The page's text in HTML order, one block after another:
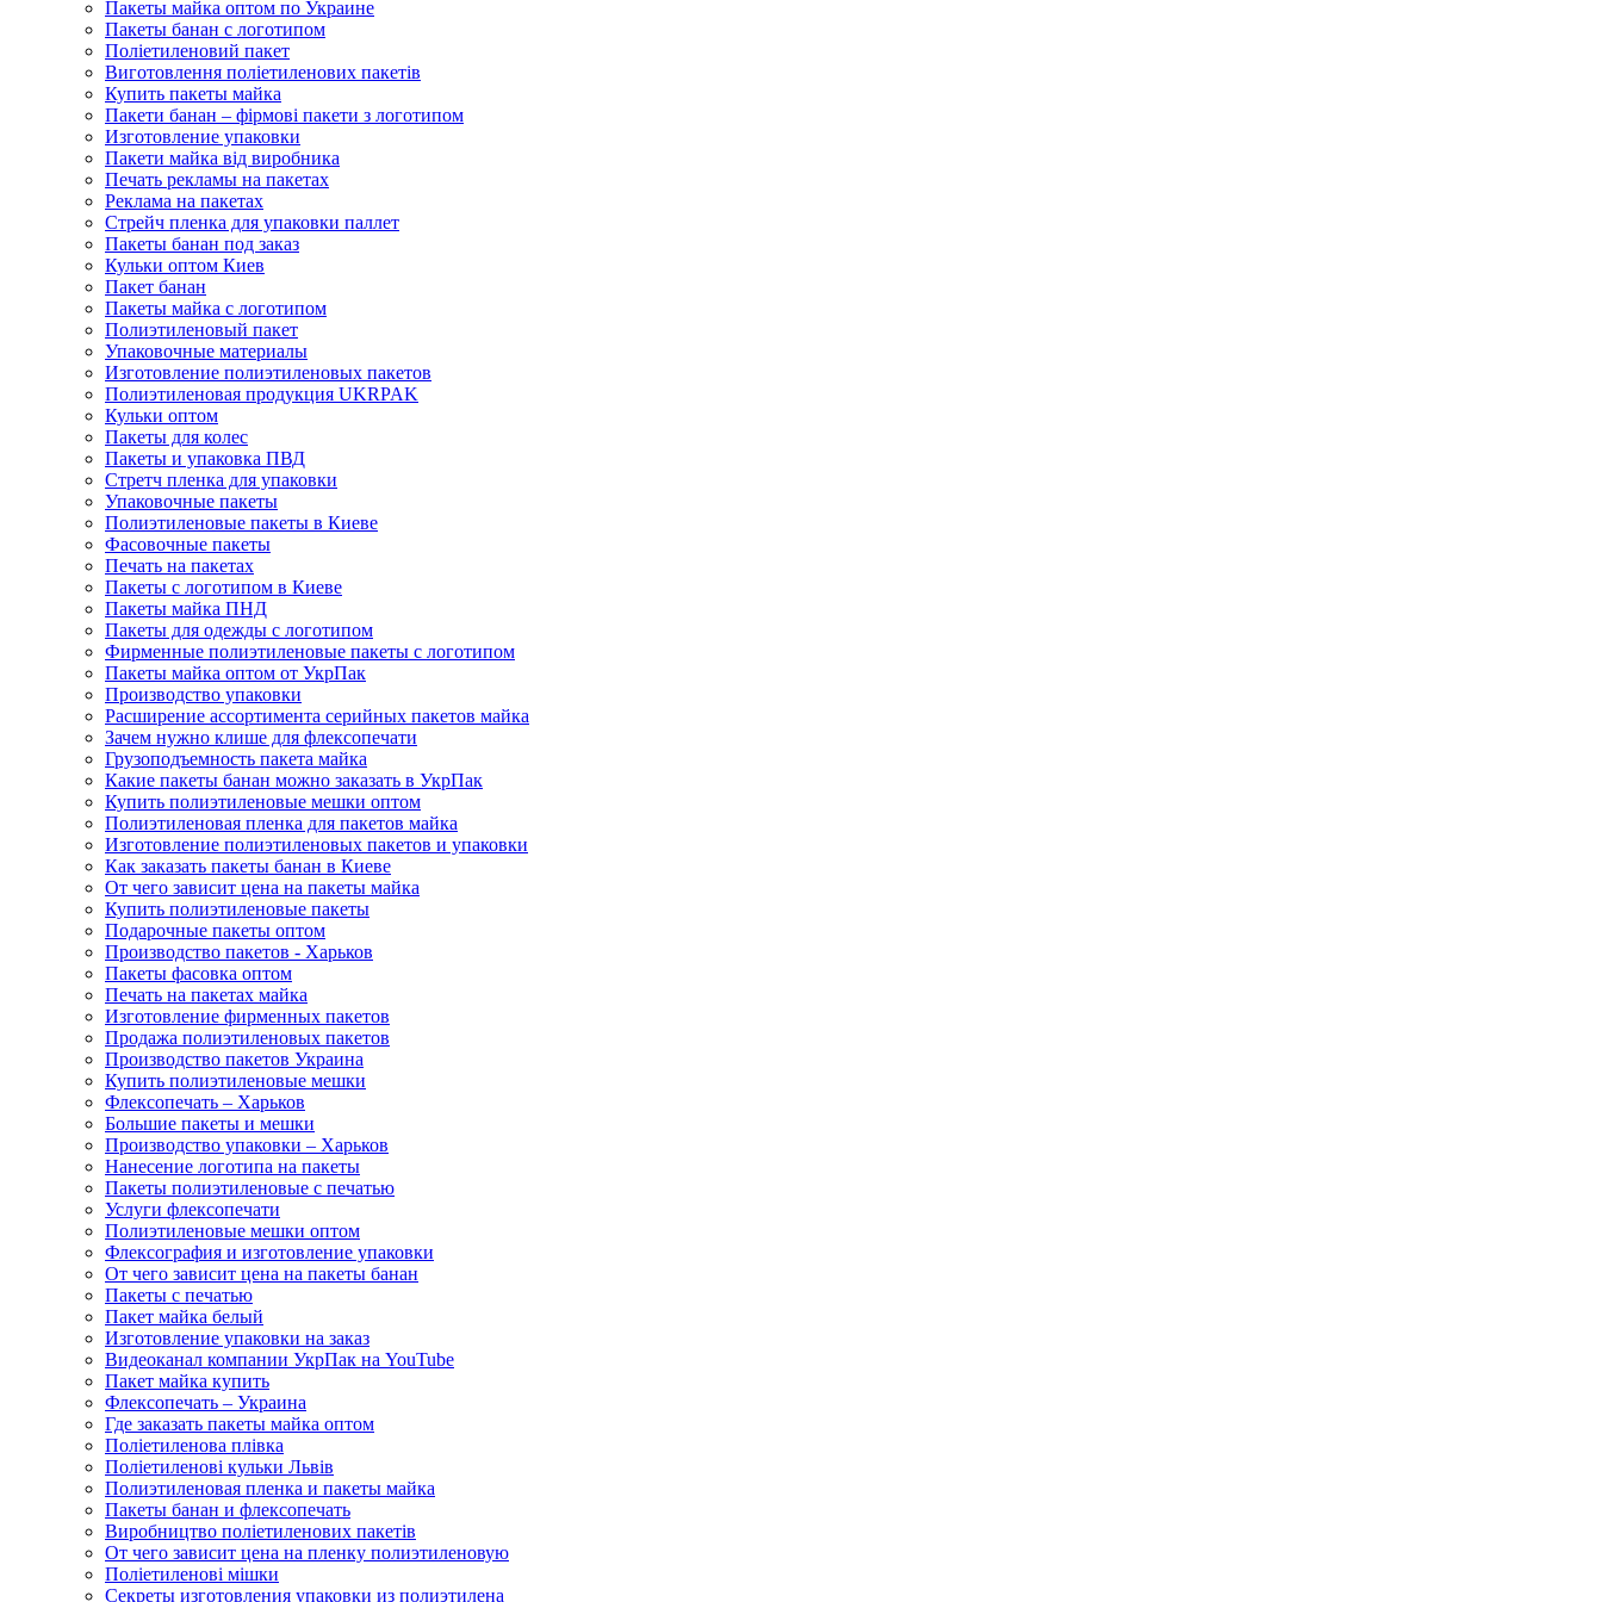
Пакеты майка оптом по Украине
Пакеты банан с логотипом
Поліетиленовий пакет
Виготовлення поліетиленових пакетів
Купить пакеты майка
Пакети банан – фірмові пакети з логотипом
Изготовление упаковки
Пакети майка від виробника
Печать рекламы на пакетах
Реклама на пакетах
Стрейч пленка для упаковки паллет
Пакеты банан под заказ
Кульки оптом Киев
Пакет банан
Пакеты майка с логотипом
Полиэтиленовый пакет
Упаковочные материалы
Изготовление полиэтиленовых пакетов
Полиэтиленовая продукция UKRPAK
Кульки оптом
Пакеты для колес
Пакеты и упаковка ПВД
Стретч пленка для упаковки
Упаковочные пакеты
Полиэтиленовые пакеты в Киеве
Фасовочные пакеты
Печать на пакетах
Пакеты с логотипом в Киеве
Пакеты майка ПНД
Пакеты для одежды с логотипом
Фирменные полиэтиленовые пакеты с логотипом
Пакеты майка оптом от УкрПак
Производство упаковки
Расширение ассортимента серийных пакетов майка
Зачем нужно клише для флексопечати
Грузоподъемность пакета майка
Какие пакеты банан можно заказать в УкрПак
Купить полиэтиленовые мешки оптом
Полиэтиленовая пленка для пакетов майка
Изготовление полиэтиленовых пакетов и упаковки
Как заказать пакеты банан в Киеве
От чего зависит цена на пакеты майка
Купить полиэтиленовые пакеты
Подарочные пакеты оптом
Производство пакетов - Харьков
Пакеты фасовка оптом
Печать на пакетах майка
Изготовление фирменных пакетов
Продажа полиэтиленовых пакетов
Производство пакетов Украина
Купить полиэтиленовые мешки
Флексопечать – Харьков
Большие пакеты и мешки
Производство упаковки – Харьков
Нанесение логотипа на пакеты
Пакеты полиэтиленовые с печатью
Услуги флексопечати
Полиэтиленовые мешки оптом
Флексография и изготовление упаковки
От чего зависит цена на пакеты банан
Пакеты с печатью
Пакет майка белый
Изготовление упаковки на заказ
Видеоканал компании УкрПак на YouTube
Пакет майка купить
Флексопечать – Украина
Где заказать пакеты майка оптом
Поліетиленова плівка
Поліетиленові кульки Львів
Полиэтиленовая пленка и пакеты майка
Пакеты банан и флексопечать
Виробництво поліетиленових пакетів
От чего зависит цена на пленку полиэтиленовую
Поліетиленові мішки
Секреты изготовления упаковки из полиэтилена